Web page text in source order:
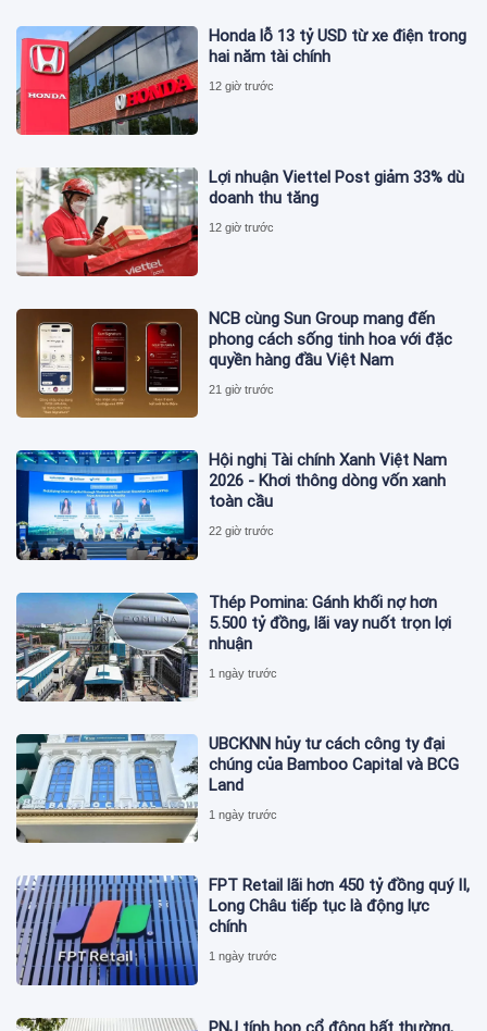
Honda lỗ 13 tỷ USD từ xe điện trong
hai năm tài chính
12 giờ trước
Lợi nhuận Viettel Post giảm 33% dù
doanh thu tăng
12 giờ trước
NCB cùng Sun Group mang đến
phong cách sống tinh hoa với đặc
quyền hàng đầu Việt Nam
21 giờ trước
Hội nghị Tài chính Xanh Việt Nam
2026 - Khơi thông dòng vốn xanh
toàn cầu
22 giờ trước
Thép Pomina: Gánh khối nợ hơn
5.500 tỷ đồng, lãi vay nuốt trọn lợi
nhuận
1 ngày trước
UBCKNN hủy tư cách công ty đại
chúng của Bamboo Capital và BCG
Land
1 ngày trước
FPT Retail lãi hơn 450 tỷ đồng quý II,
Long Châu tiếp tục là động lực
chính
1 ngày trước